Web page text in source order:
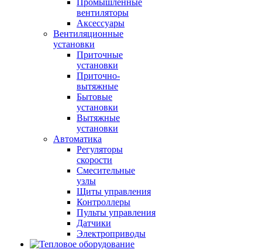
Промышленные
вентиляторы
Аксессуары
Вентиляционные
установки
Приточные
установки
Приточно-
вытяжные
Бытовые
установки
Вытяжные
установки
Автоматика
Регуляторы
скорости
Смесительные
узлы
Щиты управления
Контроллеры
Пульты управления
Датчики
Электроприводы